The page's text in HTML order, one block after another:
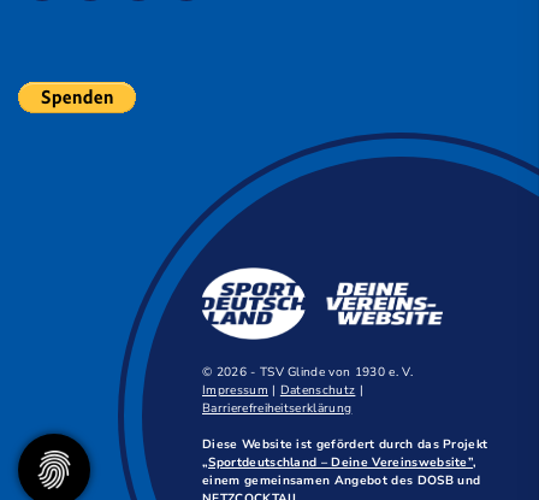
© 2026 - TSV Glinde von 1930 e. V.
Impressum | Datenschutz |
Barrierefreiheitserklärung
Diese Website ist gefördert durch das Projekt
„Sportdeutschland – Deine Vereinswebsite”,
einem gemeinsamen Angebot des DOSB und